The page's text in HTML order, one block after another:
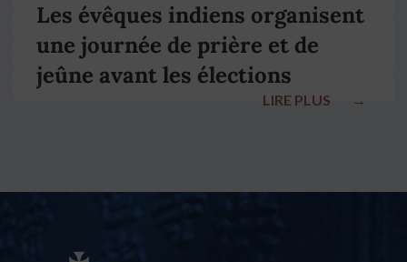
Les évêques indiens organisent
une journée de prière et de
jeûne avant les élections
LIRE PLUS →